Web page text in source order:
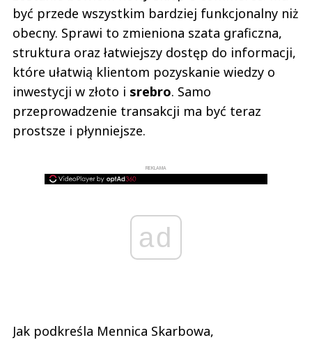
być przede wszystkim bardziej funkcjonalny niż
obecny. Sprawi to zmieniona szata graficzna,
struktura oraz łatwiejszy dostęp do informacji,
które ułatwią klientom pozyskanie wiedzy o
inwestycji w złoto i srebro. Samo
przeprowadzenie transakcji ma być teraz
prostsze i płynniejsze.
REKLAMA
ad
Jak podkreśla Mennica Skarbowa,